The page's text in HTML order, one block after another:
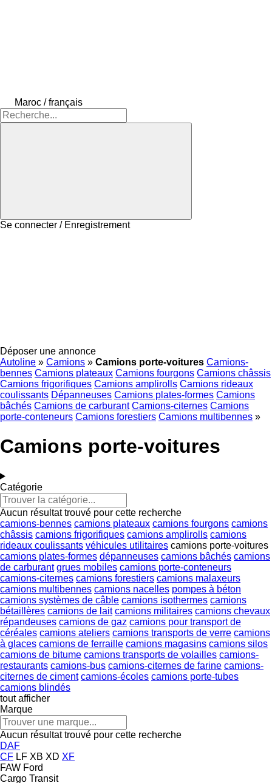
Maroc / français
Se connecter / Enregistrement
Déposer une annonce
Autoline » Camions » Camions porte-voitures Camions-
bennes Camions plateaux Camions fourgons Camions châssis
Camions frigorifiques Camions amplirolls Camions rideaux
coulissants Dépanneuses Camions plates-formes Camions
bâchés Camions de carburant Camions-citernes Camions
porte-conteneurs Camions forestiers Camions multibennes »
Camions porte-voitures
Catégorie
Aucun résultat trouvé pour cette recherche
camions-bennes camions plateaux camions fourgons camions
châssis camions frigorifiques camions amplirolls camions
rideaux coulissants véhicules utilitaires camions porte-voitures
camions plates-formes dépanneuses camions bâchés camions
de carburant grues mobiles camions porte-conteneurs
camions-citernes camions forestiers camions malaxeurs
camions multibennes camions nacelles pompes à béton
camions systèmes de câble camions isothermes camions
bétaillères camions de lait camions militaires camions chevaux
répandeuses camions de gaz camions pour transport de
céréales camions ateliers camions transports de verre camions
à glaces camions de ferraille camions magasins camions silos
camions de bitume camions transports de volailles camions-
restaurants camions-bus camions-citernes de farine camions-
citernes de ciment camions-écoles camions porte-tubes
camions blindés
tout afficher
Marque
Aucun résultat trouvé pour cette recherche
DAF
CF LF XB XD XF
FAW Ford
Cargo Transit